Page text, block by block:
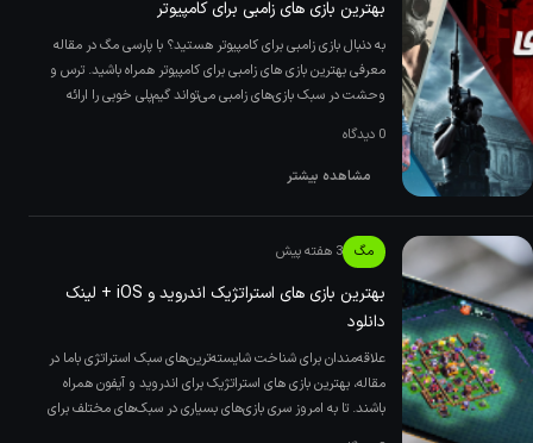
بهترین بازی های زامبی برای کامپیوتر
به دنبال بازی زامبی برای کامپیوتر هستید؟ با پارسی مگ در مقاله
معرفی بهترین بازی های زامبی برای کامپیوتر همراه باشید. ترس و
وحشت در سبک بازی‌های زامبی می‌تواند گیم‌پلی خوبی را ارائه
0 دیدگاه
مشاهده بیشتر
مگ 3 هفته پیش
بهترین بازی های استراتژیک اندروید و iOS + لینک
دانلود
علاقه‌مندان برای شناخت شایسته‌ترین‌های سبک استراتژی باما در
مقاله، بهترین بازی های استراتژیک برای اندروید و آیفون همراه
باشند. تا به امروز سری بازی‌های بسیاری در سبک‌های مختلف برای